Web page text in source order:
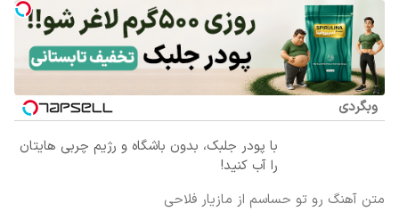
وبگردی
با پودر جلبک، بدون باشگاه و رژیم چربی هایتان
را آب کنید!
متن آهنگ رو تو حساسم از مازیار فلاحی